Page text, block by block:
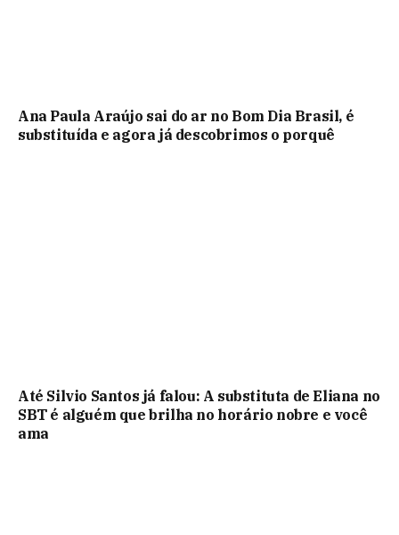
Ana Paula Araújo sai do ar no Bom Dia Brasil, é
substituída e agora já descobrimos o porquê
Até Silvio Santos já falou: A substituta de Eliana no
SBT é alguém que brilha no horário nobre e você
ama